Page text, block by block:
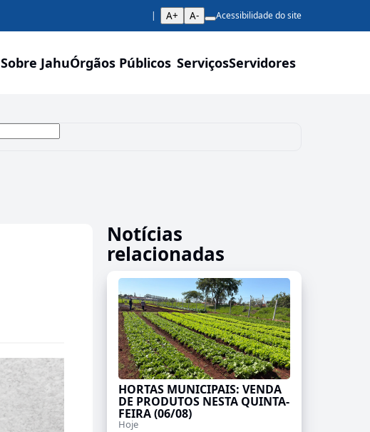
A+ A- Acessibilidade do site
Sobre JahuÓrgãos Públicos ServiçosServidores
Notícias
relacionadas
HORTAS MUNICIPAIS: VENDA
DE PRODUTOS NESTA QUINTA-
FEIRA (06/08)
Hoje